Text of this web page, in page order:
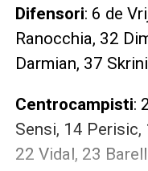
Difensori: 6 de
Ranocchia, 32
Darmian, 37
Centrocampisti:
Sensi, 14 Perisic,
22 Vidal, 23